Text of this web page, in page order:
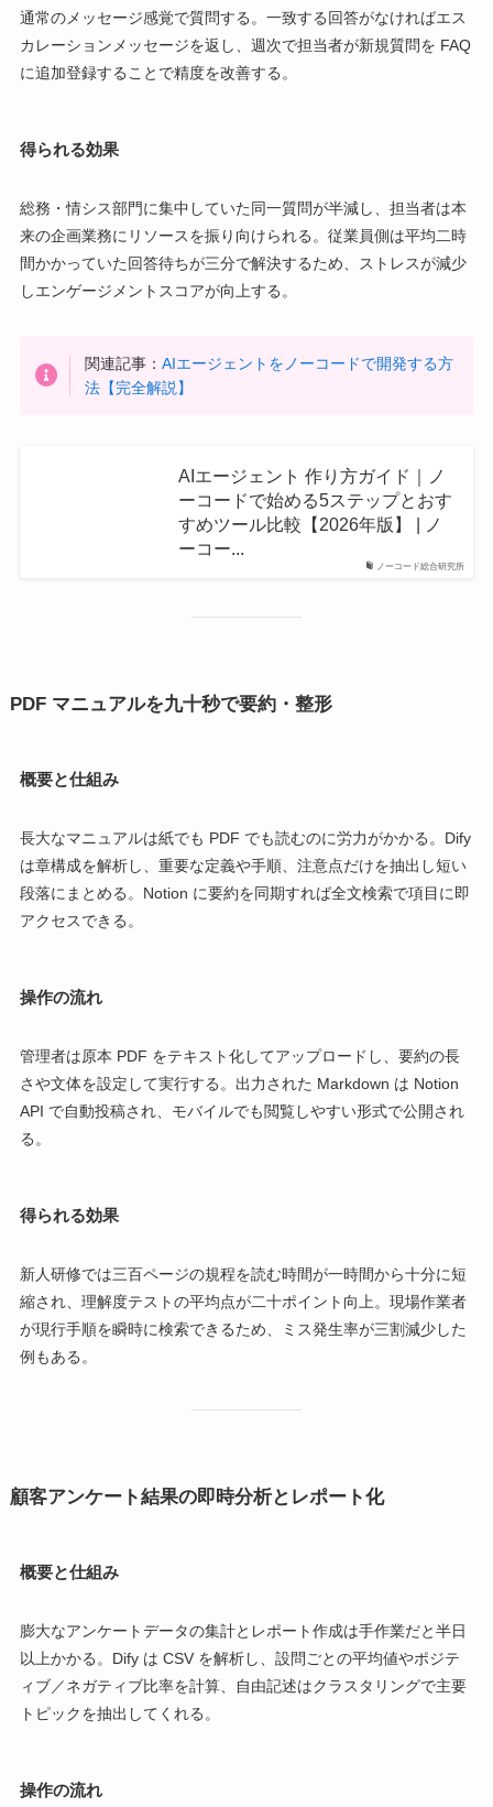
通常のメッセージ感覚で質問する。一致する回答がなければエス
カレーションメッセージを返し、週次で担当者が新規質問を FAQ
に追加登録することで精度を改善する。
得られる効果
総務・情シス部門に集中していた同一質問が半減し、担当者は本
来の企画業務にリソースを振り向けられる。従業員側は平均二時
間かかっていた回答待ちが三分で解決するため、ストレスが減少
しエンゲージメントスコアが向上する。
関連記事：AIエージェントをノーコードで開発する方
法【完全解説】
ノーコード総合研究所
AIエージェント 作り方ガイド｜ノ
ーコードで始める5ステップとおす
すめツール比較【2026年版】 | ノ
ーコー...
PDF マニュアルを九十秒で要約・整形
概要と仕組み
長大なマニュアルは紙でも PDF でも読むのに労力がかかる。Dify
は章構成を解析し、重要な定義や手順、注意点だけを抽出し短い
段落にまとめる。Notion に要約を同期すれば全文検索で項目に即
アクセスできる。
操作の流れ
管理者は原本 PDF をテキスト化してアップロードし、要約の長
さや文体を設定して実行する。出力された Markdown は Notion
API で自動投稿され、モバイルでも閲覧しやすい形式で公開され
る。
得られる効果
新人研修では三百ページの規程を読む時間が一時間から十分に短
縮され、理解度テストの平均点が二十ポイント向上。現場作業者
が現行手順を瞬時に検索できるため、ミス発生率が三割減少した
例もある。
顧客アンケート結果の即時分析とレポート化
概要と仕組み
膨大なアンケートデータの集計とレポート作成は手作業だと半日
以上かかる。Dify は CSV を解析し、設問ごとの平均値やポジテ
ィブ／ネガティブ比率を計算、自由記述はクラスタリングで主要
トピックを抽出してくれる。
操作の流れ